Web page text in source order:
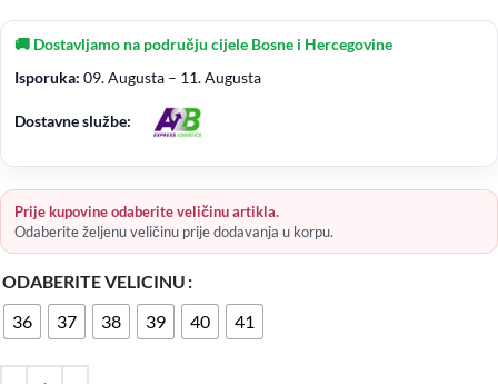
🚚 Dostavljamo na području cijele Bosne i Hercegovine
Isporuka: 09. Augusta – 11. Augusta
Dostavne službe:
Prije kupovine odaberite veličinu artikla.
Odaberite željenu veličinu prije dodavanja u korpu.
ODABERITE VELICINU
36
37 38 39 40 41